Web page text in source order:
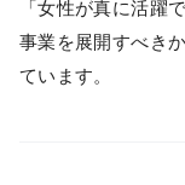
「女性が真に活躍
事業を展開すべき
ています。